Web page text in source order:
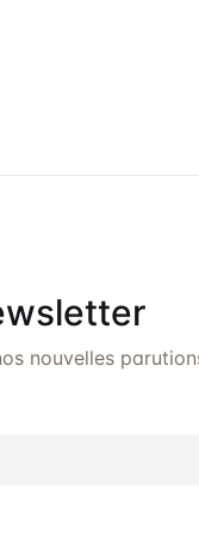
nouvelles